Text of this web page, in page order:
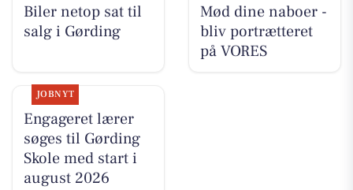
Biler netop sat til
salg i Gørding
Mød dine naboer -
bliv portrætteret
på VORES
JOBNYT
Engageret lærer
søges til Gørding
Skole med start i
august 2026